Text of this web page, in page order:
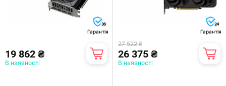
36
Гарантія
19 862 ₴
В наявності
24
Гарантія
27 522 ₴
26 375 ₴
В наявності